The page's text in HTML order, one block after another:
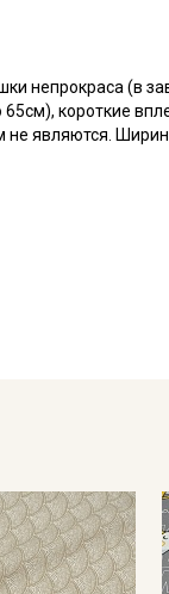
непрокраса (в
короткие
являются.
месте, не
ткани в